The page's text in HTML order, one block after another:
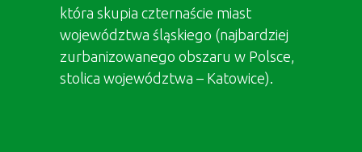
która skupia czternaście miast
województwa śląskiego (najbardziej
zurbanizowanego obszaru w Polsce,
stolica województwa – Katowice).